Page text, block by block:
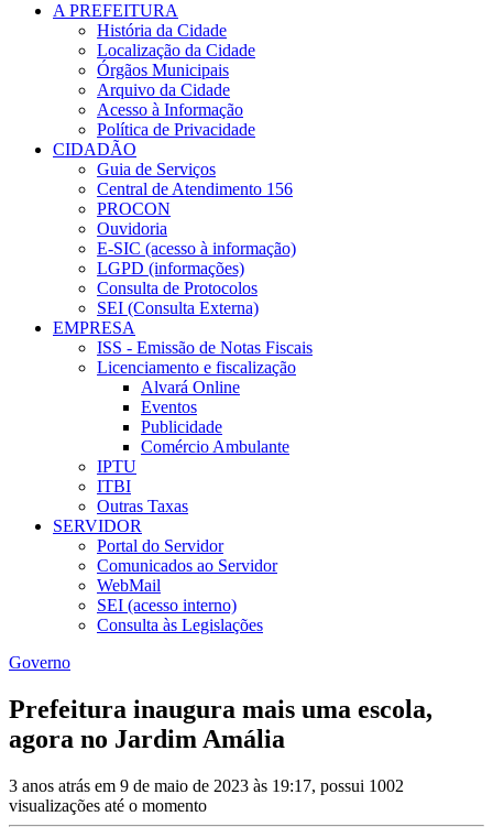
A PREFEITURA
História da Cidade
Localização da Cidade
Órgãos Municipais
Arquivo da Cidade
Acesso à Informação
Política de Privacidade
CIDADÃO
Guia de Serviços
Central de Atendimento 156
PROCON
Ouvidoria
E-SIC (acesso à informação)
LGPD (informações)
Consulta de Protocolos
SEI (Consulta Externa)
EMPRESA
ISS - Emissão de Notas Fiscais
Licenciamento e fiscalização
Alvará Online
Eventos
Publicidade
Comércio Ambulante
IPTU
ITBI
Outras Taxas
SERVIDOR
Portal do Servidor
Comunicados ao Servidor
WebMail
SEI (acesso interno)
Consulta às Legislações
Governo
Prefeitura inaugura mais uma escola,
agora no Jardim Amália
3 anos atrás em 9 de maio de 2023 às 19:17, possui 1002
visualizações até o momento